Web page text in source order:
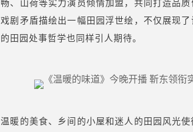
畅、山荷等实力演员倾情加盟，共同打造品
戏剧矛盾描绘出一幅田园浮世绘，不仅展现
的田园处事哲学也同样引人期待。
温暖的美食、乡间的小屋和迷人的田园风光